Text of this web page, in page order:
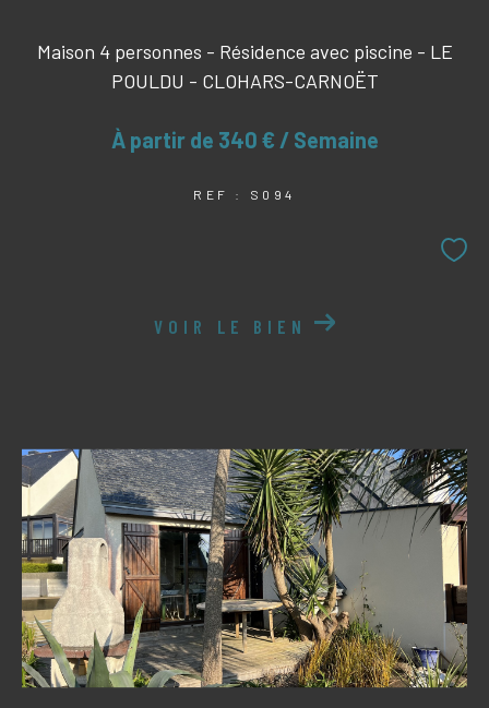
Maison 4 personnes - Résidence avec piscine - LE
POULDU - CLOHARS-CARNOËT
À partir de 340 € / Semaine
REF : S094
VOIR LE BIEN